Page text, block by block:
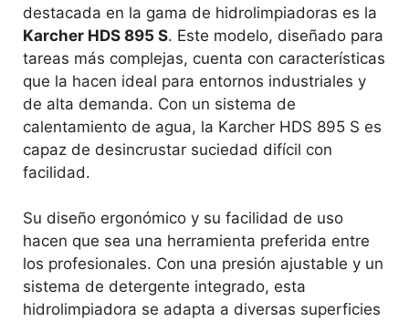
destacada en la gama de hidrolimpiadoras es la
Karcher HDS 895 S. Este modelo, diseñado para
tareas más complejas, cuenta con características
que la hacen ideal para entornos industriales y
de alta demanda. Con un sistema de
calentamiento de agua, la Karcher HDS 895 S es
capaz de desincrustar suciedad difícil con
facilidad.
Su diseño ergonómico y su facilidad de uso
hacen que sea una herramienta preferida entre
los profesionales. Con una presión ajustable y un
sistema de detergente integrado, esta
hidrolimpiadora se adapta a diversas superficies